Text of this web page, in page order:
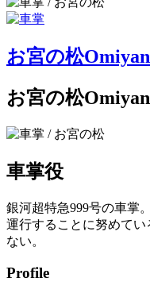
お宮の松
お宮の松
車掌役
銀河超特急999号の車掌
運行することに努めて
ない。
Profile